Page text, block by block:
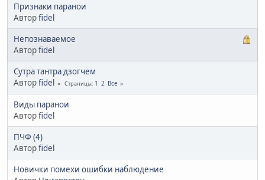
Признаки паранои
Авторfidel
Непознаваемое
Авторfidel
Сутра тантра дзогчем
Авторfidel Страницы 1 2 Все
Виды паранои
Авторfidel
ПЧФ (4)
Авторfidel
Новички помехи ошибки наблюдение